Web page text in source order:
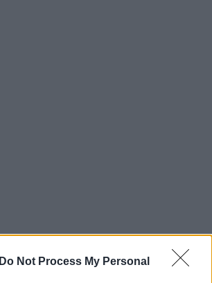
Do Not Process My Personal